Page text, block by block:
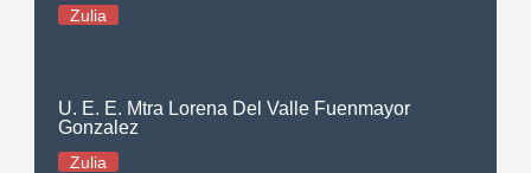
Zulia
U. E. E. Mtra Lorena Del Valle Fuenmayor
Gonzalez
Zulia